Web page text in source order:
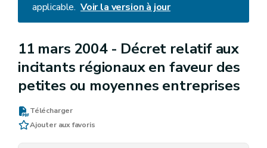
applicable. Voir la version à jour
11 mars 2004 - Décret relatif aux
incitants régionaux en faveur des
petites ou moyennes entreprises
Télécharger
Ajouter aux favoris